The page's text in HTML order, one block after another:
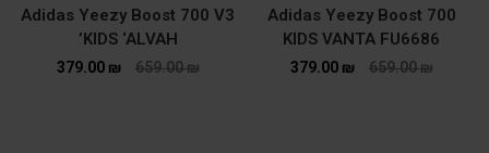
Adidas Yeezy Boost 700
KIDS VANTA FU6686
659.00₪
379.00 ₪
Adidas Yeezy Boost 700 V3
KIDS ‘ALVAH’
659.00₪
379.00 ₪